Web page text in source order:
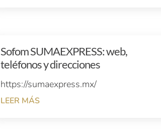
Sofom SUMAEXPRESS: web,
teléfonos y direcciones
https://sumaexpress.mx/
LEER MÁS